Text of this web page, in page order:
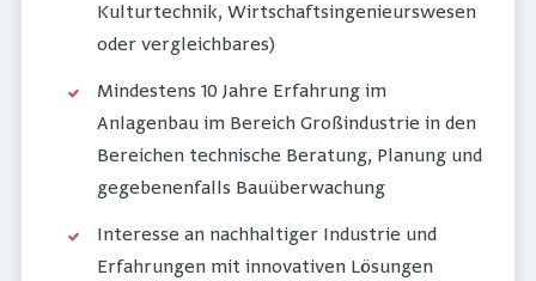
Kulturtechnik, Wirtschaftsingenieurswesen
oder vergleichbares)
Mindestens 10 Jahre Erfahrung im
Anlagenbau im Bereich Großindustrie in den
Bereichen technische Beratung, Planung und
gegebenenfalls Bauüberwachung
Interesse an nachhaltiger Industrie und
Erfahrungen mit innovativen Lösungen